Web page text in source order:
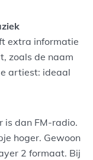
extra informatie
zoals de naam
artiest: ideaal
is dan FM-radio.
hoger. Gewoon
2 formaat. Bij